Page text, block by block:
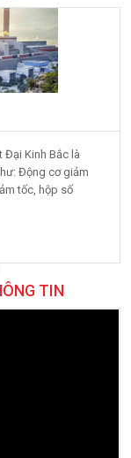
Đại Kinh Bắc là
Động cơ giảm
tốc, hộp số
TIN